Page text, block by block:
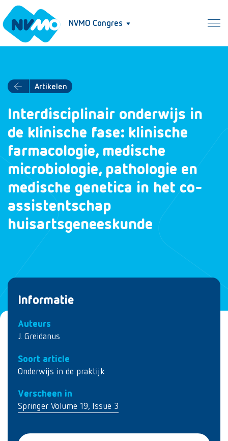
NVMO Congres
Artikelen
Interdisciplinair onderwijs in
de klinische fase: klinische
farmacologie, medische
microbiologie, pathologie en
medische genetica in het co-
assistentschap
huisartsgeneeskunde
Informatie
Auteurs
J. Greidanus
Soort article
Onderwijs in de praktijk
Verscheen in
Springer Volume 19, Issue 3